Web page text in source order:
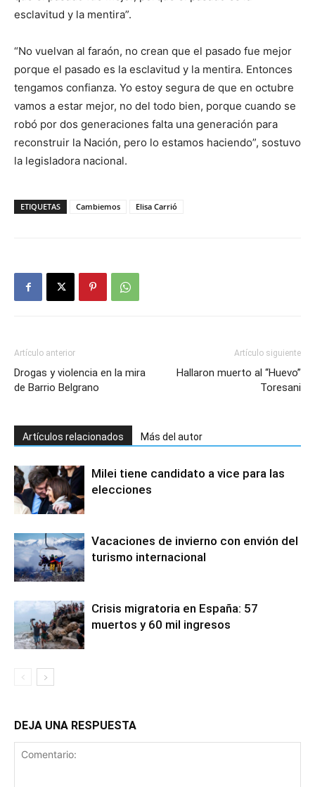
esclavitud y la mentira”.
“No vuelvan al faraón, no crean que el pasado fue mejor
porque el pasado es la esclavitud y la mentira. Entonces
tengamos confianza. Yo estoy segura de que en octubre
vamos a estar mejor, no del todo bien, porque cuando se
robó por dos generaciones falta una generación para
reconstruir la Nación, pero lo estamos haciendo”, sostuvo
la legisladora nacional.
ETIQUETAS Cambiemos Elisa Carrió
Artículo anterior
Drogas y violencia en la mira
de Barrio Belgrano
Artículo siguiente
Hallaron muerto al “Huevo”
Toresani
Artículos relacionados Más del autor
Milei tiene candidato a vice para las
elecciones
Vacaciones de invierno con envión del
turismo internacional
Crisis migratoria en España: 57
muertos y 60 mil ingresos
DEJA UNA RESPUESTA